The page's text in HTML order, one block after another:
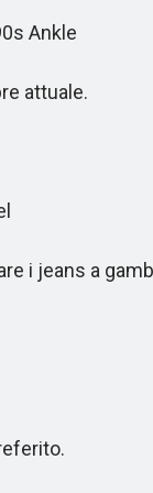
Ankle
attuale.
i jeans a